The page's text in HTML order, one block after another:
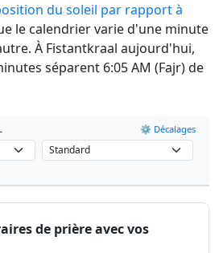
du soleil par rapport à
le calendrier varie d'une minute
À Fistantkraal aujourd'hui,
séparent 6:05 AM (Fajr) de
⚙️ Décalages
de prière avec vos